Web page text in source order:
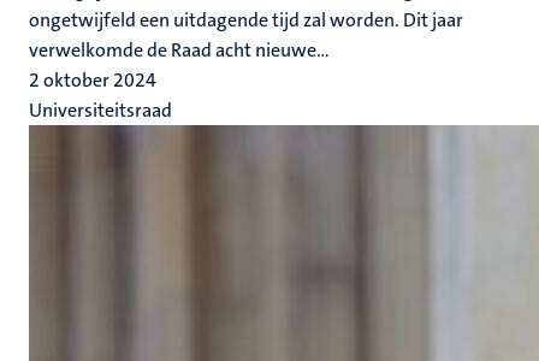
ongetwijfeld een uitdagende tijd zal worden. Dit jaar
verwelkomde de Raad acht nieuwe...
2 oktober 2024
Universiteitsraad